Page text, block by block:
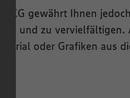
KG gewährt Ihnen
und zu vervielfältigen.
oder Grafiken aus